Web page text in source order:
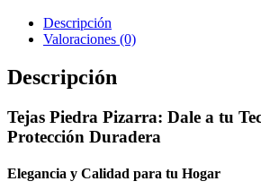
Descripción
Valoraciones (0)
Descripción
Tejas Piedra Pizarra: Dale a tu
Protección Duradera
Elegancia y Calidad para tu Hogar